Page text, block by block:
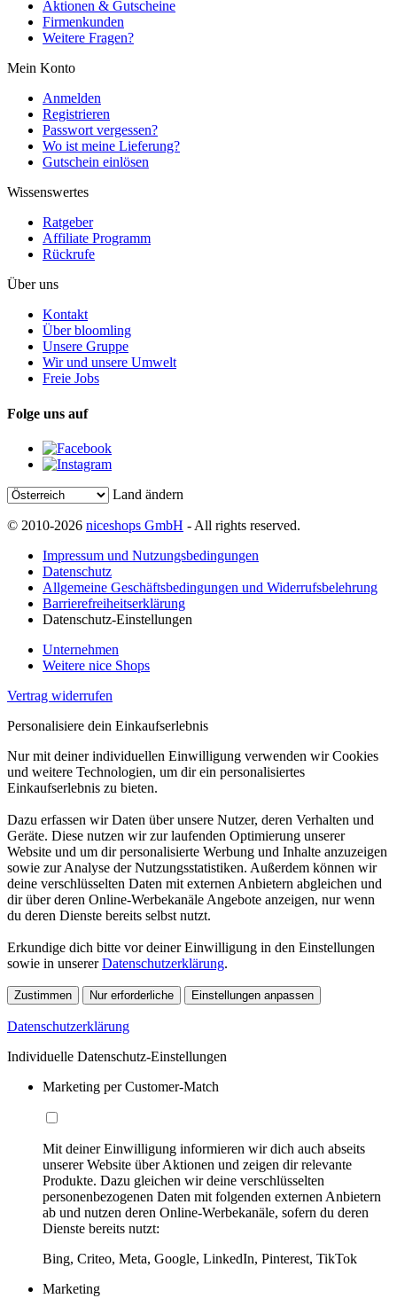
Aktionen & Gutscheine
Firmenkunden
Weitere Fragen?
Mein Konto
Anmelden
Registrieren
Passwort vergessen?
Wo ist meine Lieferung?
Gutschein einlösen
Wissenswertes
Ratgeber
Affiliate Programm
Rückrufe
Über uns
Kontakt
Über bloomling
Unsere Gruppe
Wir und unsere Umwelt
Freie Jobs
Folge uns auf
Land ändern
© 2010-2026 niceshops GmbH - All rights reserved.
Impressum und Nutzungsbedingungen
Datenschutz
Allgemeine Geschäftsbedingungen und Widerrufsbelehrung
Barrierefreiheitserklärung
Datenschutz-Einstellungen
Unternehmen
Weitere nice Shops
Vertrag widerrufen
Personalisiere dein Einkaufserlebnis
Nur mit deiner individuellen Einwilligung verwenden wir Cookies
und weitere Technologien, um dir ein personalisiertes
Einkaufserlebnis zu bieten.
Dazu erfassen wir Daten über unsere Nutzer, deren Verhalten und
Geräte. Diese nutzen wir zur laufenden Optimierung unserer
Website und um dir personalisierte Werbung und Inhalte anzuzeigen
sowie zur Analyse der Nutzungsstatistiken. Außerdem können wir
deine verschlüsselten Daten mit externen Anbietern abgleichen und
dir über deren Online-Werbekanäle Angebote anzeigen, nur wenn
du deren Dienste bereits selbst nutzt.
Erkundige dich bitte vor deiner Einwilligung in den Einstellungen
sowie in unsererDatenschutzerklärung.
Zustimmen Nur erforderliche Einstellungen anpassen
Datenschutzerklärung
Individuelle Datenschutz-Einstellungen
Marketing per Customer-Match
Mit deiner Einwilligung informieren wir dich auch abseits
unserer Website über Aktionen und zeigen dir relevante
Produkte. Dazu gleichen wir deine verschlüsselten
personenbezogenen Daten mit folgenden externen Anbietern
ab und nutzen deren Online-Werbekanäle, sofern du deren
Dienste bereits nutzt:
Bing, Criteo, Meta, Google, LinkedIn, Pinterest, TikTok
Marketing